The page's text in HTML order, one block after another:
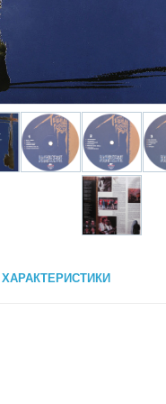
ХАРАКТЕРИСТИКИ